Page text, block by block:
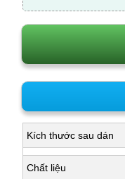
Kích thước sau dán
Chất liệu